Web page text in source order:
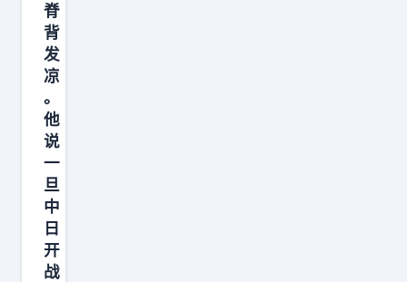
们
可
以
像
美
国
扣
船
那
样
，
脊
背
发
凉
。
他
说
一
旦
中
日
开
战